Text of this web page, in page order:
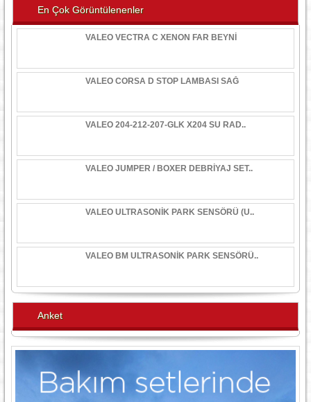
En Çok Görüntülenenler
VALEO VECTRA C XENON FAR BEYNİ
VALEO CORSA D STOP LAMBASI SAĞ
VALEO 204-212-207-GLK X204 SU RAD..
VALEO JUMPER / BOXER DEBRİYAJ SET..
VALEO ULTRASONİK PARK SENSÖRÜ (U..
VALEO BM ULTRASONİK PARK SENSÖRÜ..
Anket